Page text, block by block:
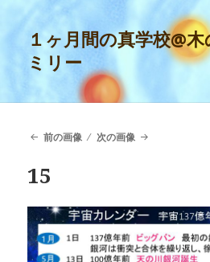
１ヶ月間の真学校@
ミリー
前の画像
次の画像
15